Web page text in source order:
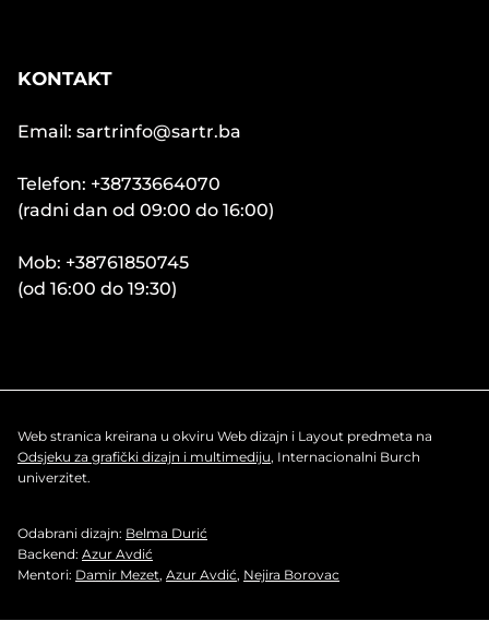
KONTAKT
Email: sartrinfo@sartr.ba
Telefon: +38733664070
(radni dan od 09:00 do 16:00)
Mob: +38761850745
(od 16:00 do 19:30)
Web stranica kreirana u okviru Web dizajn i Layout predmeta na
Odsjeku za grafički dizajn i multimediju, Internacionalni Burch
univerzitet.
Odabrani dizajn: Belma Durić
Backend: Azur Avdić
Mentori: Damir Mezet, Azur Avdić, Nejira Borovac